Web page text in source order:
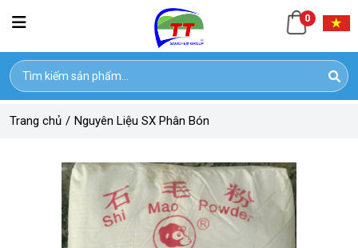
0
Trang chủ / Nguyên Liệu SX Phân Bón